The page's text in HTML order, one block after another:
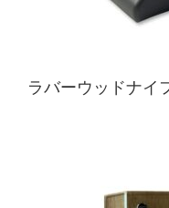
ラバーウッドナイ